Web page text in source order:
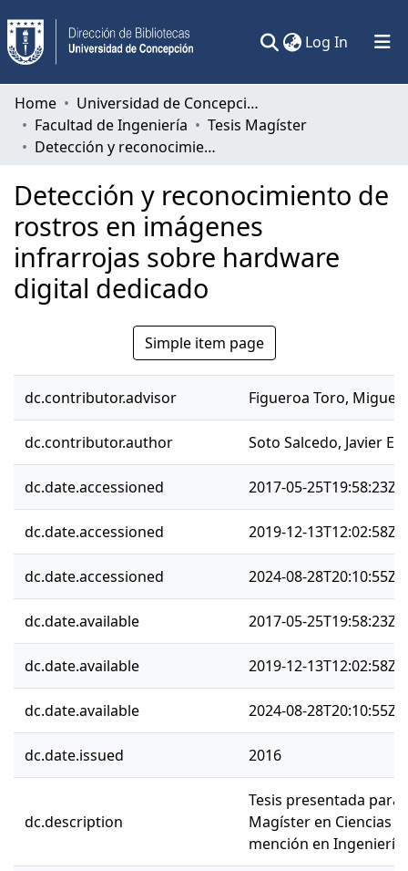
Log In (current)
Communities & Collections
All of DSpace
Home
Universidad de Concepción
Facultad de Ingeniería
Tesis Magíster
Detección y reconocimiento de rostros en imágenes infrarrojas sobre hardware digital dedicado
Detección y reconocimiento de
rostros en imágenes
infrarrojas sobre hardware
digital dedicado
Simple item page
dc.contributor.advisor Figueroa Toro, Miguel
dc.contributor.author Soto Salcedo, Javier
dc.date.accessioned 2017-05-25T19:58:23Z
dc.date.accessioned 2019-12-13T12:02:58Z
dc.date.accessioned 2024-08-28T20:10:55Z
dc.date.available 2017-05-25T19:58:23Z
dc.date.available 2019-12-13T12:02:58Z
dc.date.available 2024-08-28T20:10:55Z
dc.date.issued 2016
dc.description
Tesis presentada
Magíster en Ciencias
mención en Ingeniería